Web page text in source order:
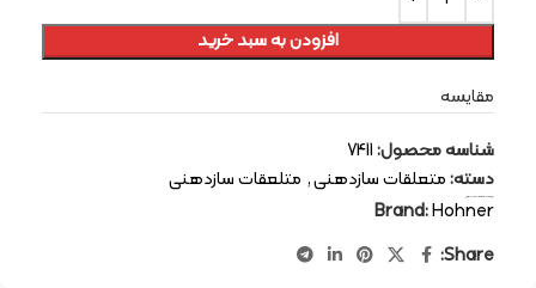
افزودن به سبد خرید
مقایسه
شناسه محصول:7411
دسته:متعلقات سازدهنی, متلعقات سازدهنی
برچسب:متعلقات سازدهنی
Brand:Hohner
Share: